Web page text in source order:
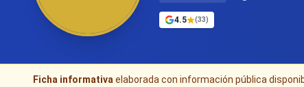
4.5 (33)
Ficha informativa elaborada con información pública